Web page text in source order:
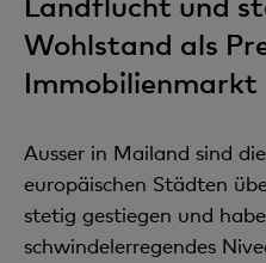
Wohlstand als
Immobilienmarkt
Ausser in Mailand sind
europäischen Städten
stetig gestiegen und
schwindelerregendes